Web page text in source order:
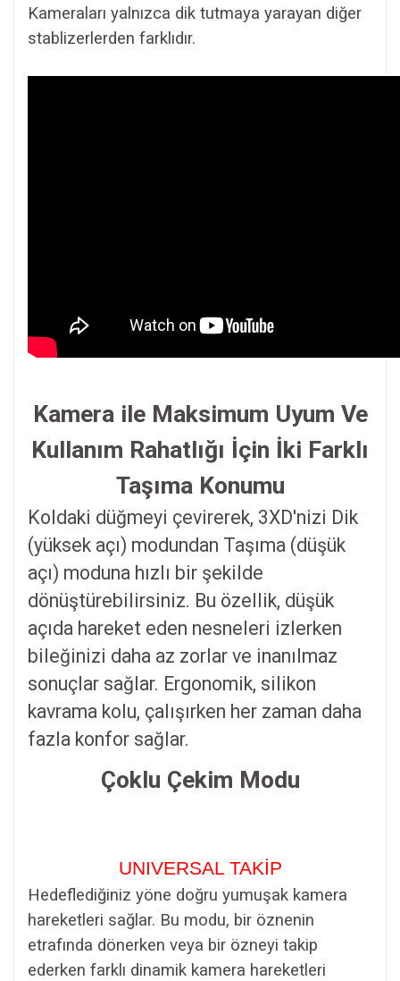
Kameraları yalnızca dik tutmaya yarayan diğer
stablizerlerden farklıdır.
Kamera ile Maksimum Uyum Ve
Kullanım Rahatlığı İçin İki Farklı
Taşıma Konumu
Koldaki düğmeyi çevirerek, 3XD'nizi Dik
(yüksek açı) modundan Taşıma (düşük
açı) moduna hızlı bir şekilde
dönüştürebilirsiniz. Bu özellik, düşük
açıda hareket eden nesneleri izlerken
bileğinizi daha az zorlar ve inanılmaz
sonuçlar sağlar. Ergonomik, silikon
kavrama kolu, çalışırken her zaman daha
fazla konfor sağlar.
Çoklu Çekim Modu
UNIVERSAL TAKİP
Hedeflediğiniz yöne doğru yumuşak kamera
hareketleri sağlar. Bu modu, bir öznenin
etrafında dönerken veya bir özneyi takip
ederken farklı dinamik kamera hareketleri